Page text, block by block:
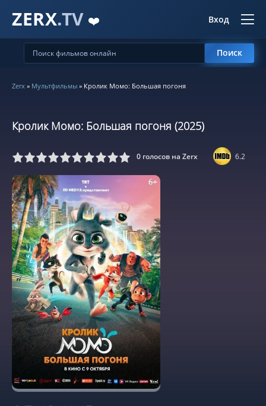
ZERX.TV ❤️ Вход
Поиск
Zerx » Мультфильмы » Кролик Момо: Большая погоня
Кролик Момо: Большая погоня (2025)
6 7 8 9 10 0 голосов на Zerx 6.2